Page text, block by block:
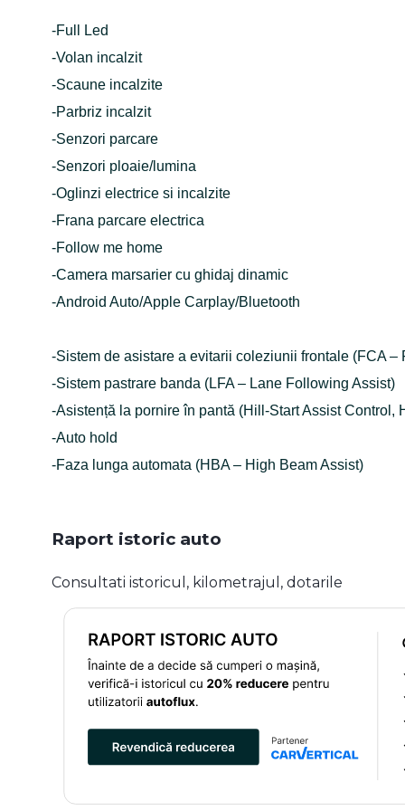
-Full Led
-Volan incalzit
-Scaune incalzite
-Parbriz incalzit
-Senzori parcare
-Senzori ploaie/lumina
-Oglinzi electrice si incalzite
-Frana parcare electrica
-Follow me home
-Camera marsarier cu ghidaj dinamic
-Android Auto/Apple Carplay/Bluetooth
-Sistem de asistare a evitarii coleziunii frontale (FCA –
-Sistem pastrare banda (LFA – Lane Following Assist)
-Asistență la pornire în pantă (Hill-Start Assist Control,
-Auto hold
-Faza lunga automata (HBA – High Beam Assist)
Raport istoric auto
Consultati istoricul, kilometrajul, dotarile